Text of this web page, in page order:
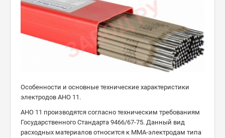
Особенности и основные технические характеристики
электродов АНО 11.
АНО 11 производятся согласно техническим требованиям
Государственного Стандарта 9466/67-75. Данный вид
расходных материалов относится к ММА-электродам типа